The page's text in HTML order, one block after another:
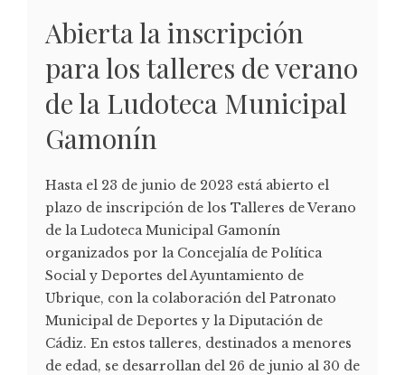
Abierta la inscripción
para los talleres de verano
de la Ludoteca Municipal
Gamonín
Hasta el 23 de junio de 2023 está abierto el
plazo de inscripción de los Talleres de Verano
de la Ludoteca Municipal Gamonín
organizados por la Concejalía de Política
Social y Deportes del Ayuntamiento de
Ubrique, con la colaboración del Patronato
Municipal de Deportes y la Diputación de
Cádiz. En estos talleres, destinados a menores
de edad, se desarrollan del 26 de junio al 30 de